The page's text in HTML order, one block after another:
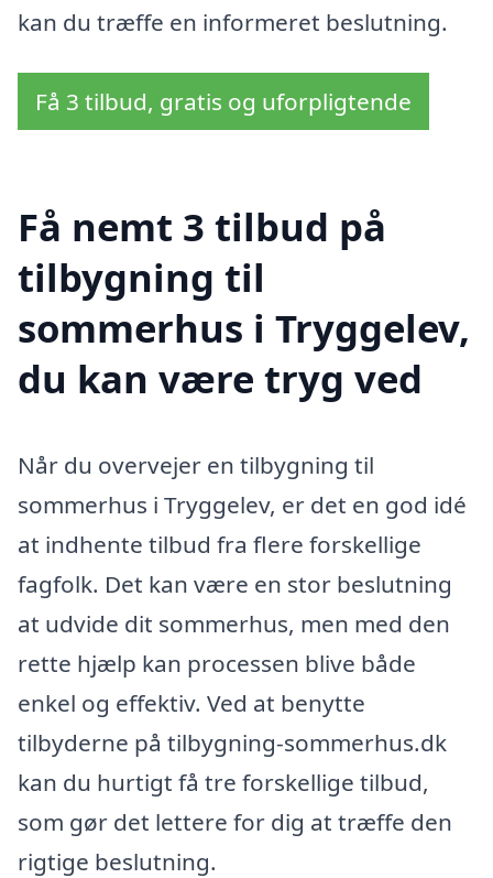
kan du træffe en informeret beslutning.
Få 3 tilbud, gratis og uforpligtende
Få nemt 3 tilbud på
tilbygning til
sommerhus i Tryggelev,
du kan være tryg ved
Når du overvejer en tilbygning til
sommerhus i Tryggelev, er det en god idé
at indhente tilbud fra flere forskellige
fagfolk. Det kan være en stor beslutning
at udvide dit sommerhus, men med den
rette hjælp kan processen blive både
enkel og effektiv. Ved at benytte
tilbyderne på tilbygning-sommerhus.dk
kan du hurtigt få tre forskellige tilbud,
som gør det lettere for dig at træffe den
rigtige beslutning.